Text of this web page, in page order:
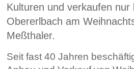
Kulturen und verkaufen nur
Obererlbach am
Meßthaler.
Seit fast 40 Jahren